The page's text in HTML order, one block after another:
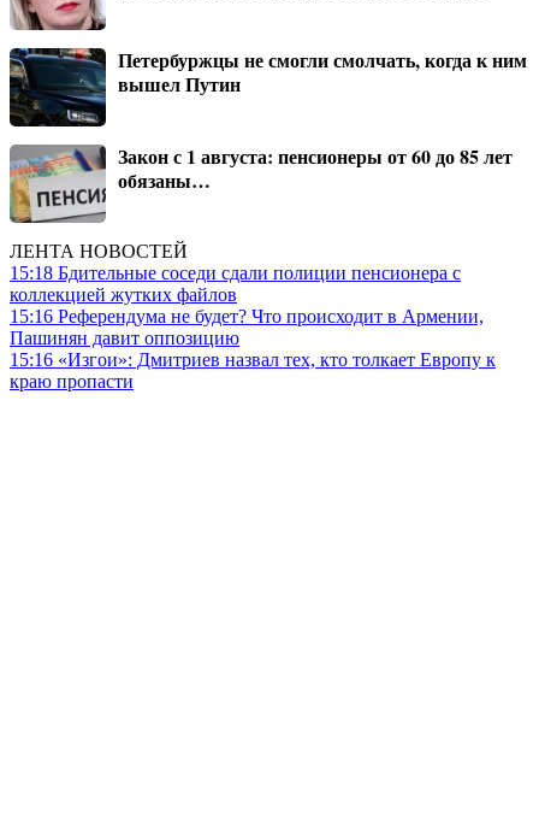
Петербуржцы не смогли смолчать, когда к ним
вышел Путин
Закон с 1 августа: пенсионеры от 60 до 85 лет
обязаны…
ЛЕНТА НОВОСТЕЙ
15:18 Бдительные соседи сдали полиции пенсионера с
коллекцией жутких файлов
15:16 Референдума не будет? Что происходит в Армении,
Пашинян давит оппозицию
15:16 «Изгои»: Дмитриев назвал тех, кто толкает Европу к
краю пропасти